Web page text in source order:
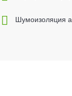
Шумоизоляция